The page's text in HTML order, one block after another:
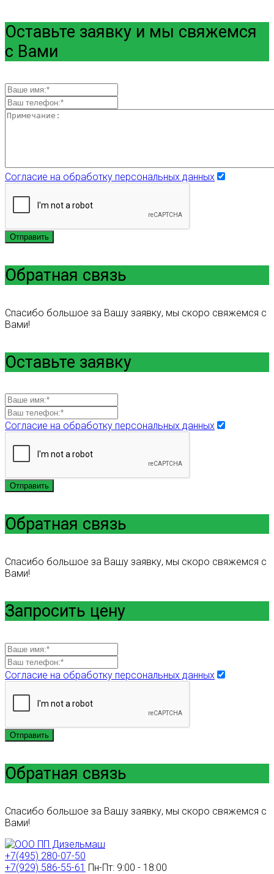
Оставьте заявку и мы свяжемся
с Вами
Согласие на обработку персональных данных
Отправить
Обратная связь
Спасибо большое за Вашу заявку, мы скоро свяжемся с
Вами!
Оставьте заявку
Согласие на обработку персональных данных
Отправить
Обратная связь
Спасибо большое за Вашу заявку, мы скоро свяжемся с
Вами!
Запросить цену
Согласие на обработку персональных данных
Отправить
Обратная связь
Спасибо большое за Вашу заявку, мы скоро свяжемся с
Вами!
+7(495) 280-07-50
+7(929) 586-55-61 Пн-Пт: 9:00 - 18:00